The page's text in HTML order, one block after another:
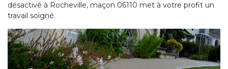
désactivé à Rocheville, maçon 06110 met à votre profit un
travail soigné.